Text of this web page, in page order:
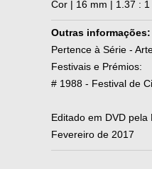
Cor | 16 mm | 1.37 : 1
Outras informações:
Pertence à Série -
Festivais e Prémios:
# 1988 - Festival de
Editado em DVD pela
Fevereiro de 2017